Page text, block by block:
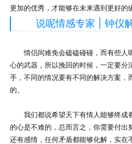
更加的优秀，才能够在未来遇到更好的
说呢情感专家 | 钟仪解
情侣间难免会磕磕碰碰，而有些人
心的武器，所以挽回的时候，一定要分
手，不同的情况要有不同的解决方案，
的。
我们都说希望天下有情人能够终成
的心是不难的，总而言之，你需要付出
还有感情，任何矛盾都能够化解，实在